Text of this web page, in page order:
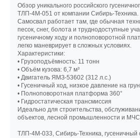
Обзор уникального российского
ТЛП-4М-051 от компании Сибирь-Техника.
Самосвал работает там, где обычная
песок, снег, болота и труднодоступные
гусеничному ходу и полноповоротной
легко маневрирует в сложных условиях.
Характеристики:
• Грузоподъёмность: 11 тонн
• Объём кузова: 6,7 м³
• Двигатель ЯМЗ-53602 (312 л.с.)
• Гусеничный ход, низкое давление на
• Полноповоротная платформа 360°
• Гидростатическая трансмиссия
Идеально для строительства,
объектов, лесной промышленности и
ТЛП-4М-033, Сибирь-Техника, гусеничный